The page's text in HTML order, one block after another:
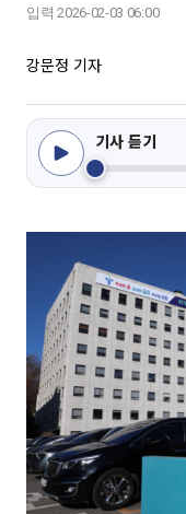
입력 2026-02-03 06:00
강문정 기자
기사 듣기